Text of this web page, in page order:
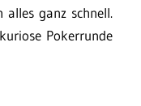
ganz schnell.
Pokerrunde